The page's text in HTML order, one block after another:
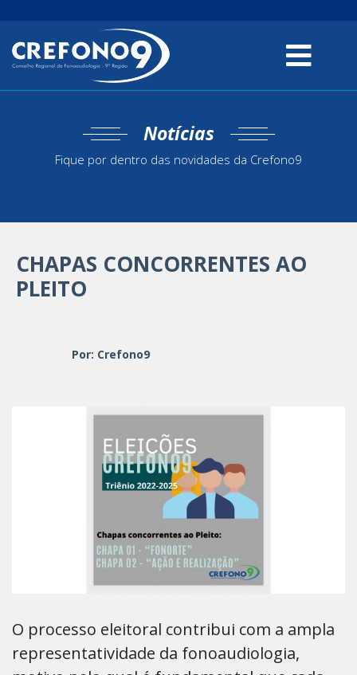
Notícias
Fique por dentro das novidades da Crefono9
CHAPAS CONCORRENTES AO
PLEITO
Por: Crefono9
O processo eleitoral contribui com a ampla
representatividade da fonoaudiologia,